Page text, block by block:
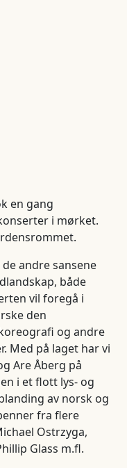
en gang
i mørket.
andre sansene
både
vil foregå i
den
og andre
Med på laget har vi
Are Åberg på
i et flott lys- og
av norsk og
fra flere
Ostrzyga,
Glass m.fl.